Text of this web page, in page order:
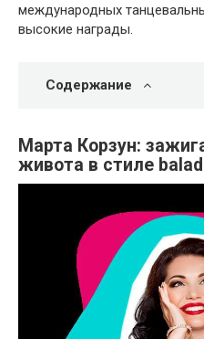
международных
высокие награды.
Содержание
Марта Корзун:
живота в стиле